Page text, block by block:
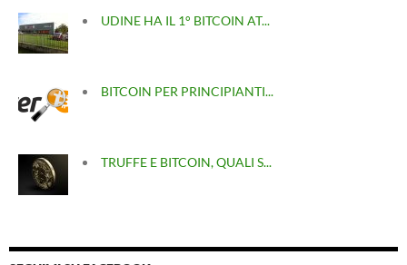
UDINE HA IL 1° BITCOIN AT...
BITCOIN PER PRINCIPIANTI...
TRUFFE E BITCOIN, QUALI S...